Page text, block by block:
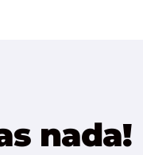
nada!